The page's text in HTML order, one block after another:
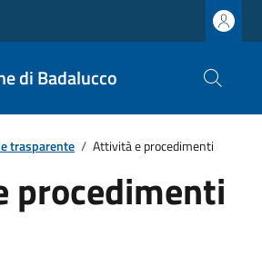
di Badalucco
trasparente / Attività e procedimenti
procedimenti